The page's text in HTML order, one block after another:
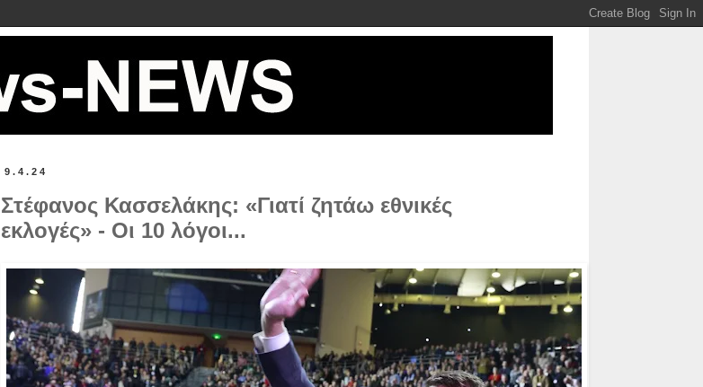
9.4.24
Στέφανος Κασσελάκης: «Γιατί ζητάω εθνικές
εκλογές» - Οι 10 λόγοι...